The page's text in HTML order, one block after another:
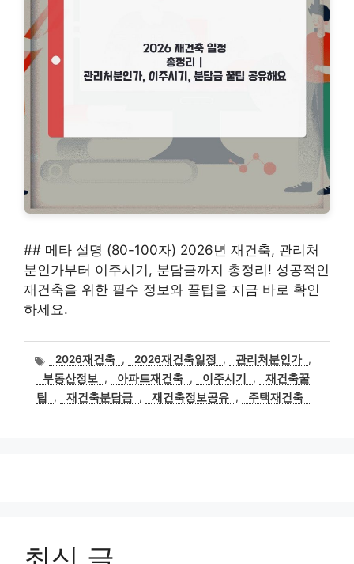
## 메타 설명 (80-100자) 2026년 재건축, 관리처
분인가부터 이주시기, 분담금까지 총정리! 성공적인
재건축을 위한 필수 정보와 꿀팁을 지금 바로 확인
하세요.
태
그
2026재건축 , 2026재건축일정 , 관리처분인가 ,
부동산정보
, 아파트재건축 , 이주시기 ,
재건축꿀
팁
, 재건축분담금 , 재건축정보공유 , 주택재건축